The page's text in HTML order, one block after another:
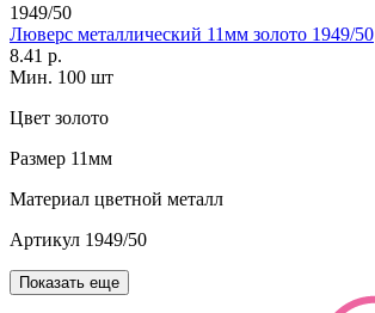
1949/50
Люверс металлический 11мм золото 1949/50
8.41 р.
Мин. 100 шт
Цвет золото
Размер 11мм
Материал цветной металл
Артикул 1949/50
Показать еще